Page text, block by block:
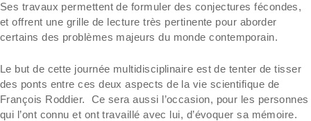
Ses travaux permettent de formuler des conjectures fécondes,
et offrent une grille de lecture très pertinente pour aborder
certains des problèmes majeurs du monde contemporain.
Le but de cette journée multidisciplinaire est de tenter de tisser
des ponts entre ces deux aspects de la vie scientifique de
François Roddier. Ce sera aussi l’occasion, pour les personnes
qui l’ont connu et ont travaillé avec lui, d’évoquer sa mémoire.